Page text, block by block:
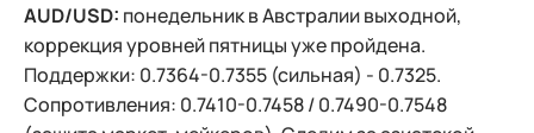
AUD/USD: понедельник в Австралии выходной,
коррекция уровней пятницы уже пройдена.
Поддержки: 0.7364-0.7355 (сильная) - 0.7325.
Сопротивления: 0.7410-0.7458 / 0.7490-0.7548